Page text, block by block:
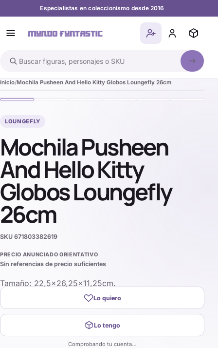
Especialistas en coleccionismo desde 2016
Buscar en el catálogo
Inicio Mochila Pusheen And Hello Kitty Globos Loungefly 26cm
LOUNGEFLY
Mochila Pusheen
And Hello Kitty
Globos Loungefly
26cm
SKU 671803382619
PRECIO ANUNCIADO ORIENTATIVO
Sin referencias de precio suficientes
Tamaño: 22,5×26,25×11,25cm.
Lo quiero
Lo tengo
Comprobando tu cuenta…